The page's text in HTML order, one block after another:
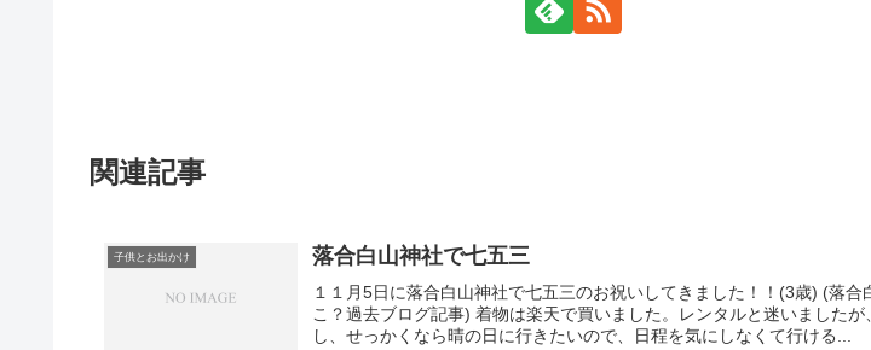
関連記事
子供とお出かけ 落合白山神社で七五三
１１月5日に落合白山神社で七五三のお祝いしてきました！！(3歳) (落合
こ？過去ブログ記事) 着物は楽天で買いました。レンタルと迷いましたが
し、せっかくなら晴の日に行きたいので、日程を気にしなくて行ける...